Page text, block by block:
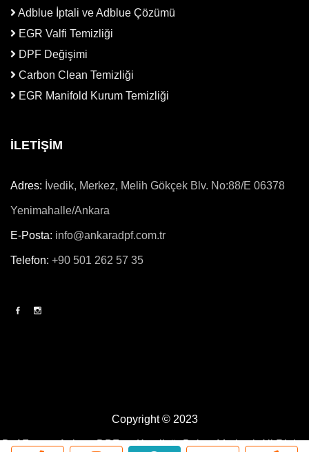
Adblue İptali ve Adblue Çözümü
EGR Valfi Temizliği
DPF Değişimi
Carbon Clean Temizliği
EGR Manifold Kurum Temizliği
İLETİŞİM
Adres: İvedik, Merkez, Melih Gökçek Blv. No:88/E 06378
Yenimahalle/Ankara
E-Posta: info@ankaradpf.com.tr
Telefon: +90 501 262 57 35
Copyright © 2023
Dpf Force - Ankara DPF ve Katalizör Bakım Merkezi.All Rights